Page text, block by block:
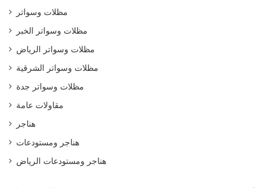
مظلات وسواتر
مظلات وسواتر الخبر
مظلات وسواتر الرياض
مظلات وسواتر الشرقية
مظلات وسواتر جدة
مقاولات عامة
هناجر
هناجر ومستودعات
هناجر ومستودعات الرياض